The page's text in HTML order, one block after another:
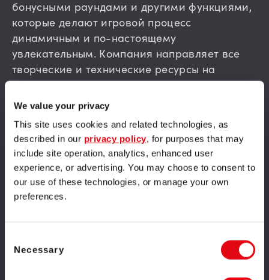
We value your privacy
This site uses cookies and related technologies, as
described in our privacy policy, for purposes that may
include site operation, analytics, enhanced user
experience, or advertising. You may choose to consent to
our use of these technologies, or manage your own
preferences.
Selection
Necessary
бонусными раундами и другими функциями,
которые делают игровой процесс
динамичным и по-настоящему
увлекательным. Компания направляет все
творческие и технические ресурсы на
разработку слотов — ключевого
направления своего портфолио. Каждая игра
оптимизирована для настольных и
мобильных устройств, обеспечивая
комфортный игровой процесс на любой
платформе.
Отличительная черта Flatdog Games —
Компания разрабатывает инструменты,
которые помогают эффективно удерживать и
вовлекать игроков, повышая их пожизненную